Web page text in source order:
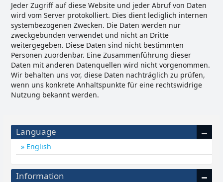
Jeder Zugriff auf diese Website und jeder Abruf von Daten
wird vom Server protokolliert. Dies dient lediglich internen
systembezogenen Zwecken. Die Daten werden nur
zweckgebunden verwendet und nicht an Dritte
weitergegeben. Diese Daten sind nicht bestimmten
Personen zuordenbar. Eine Zusammenführung dieser
Daten mit anderen Datenquellen wird nicht vorgenommen.
Wir behalten uns vor, diese Daten nachträglich zu prüfen,
wenn uns konkrete Anhaltspunkte für eine rechtswidrige
Nutzung bekannt werden.
Language
English
Information